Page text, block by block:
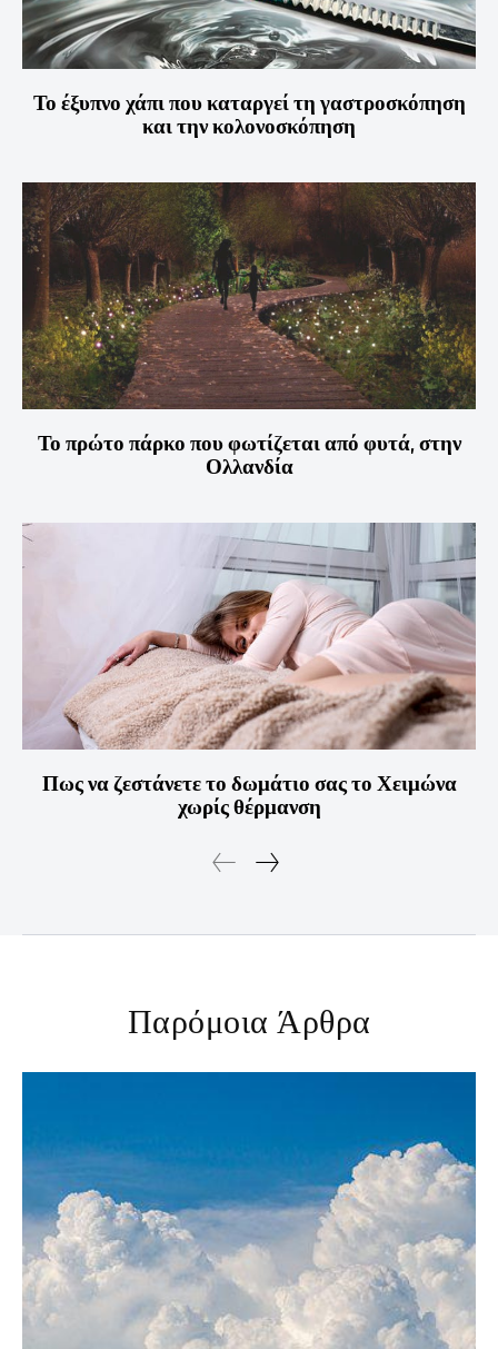
Το έξυπνο χάπι που καταργεί τη γαστροσκόπηση
και την κολονοσκόπηση
Το πρώτο πάρκο που φωτίζεται από φυτά, στην
Ολλανδία
Πως να ζεστάνετε το δωμάτιο σας το Χειμώνα
χωρίς θέρμανση
Παρόμοια Άρθρα